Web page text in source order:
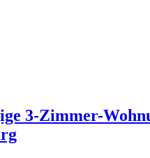
3-Zimmer-